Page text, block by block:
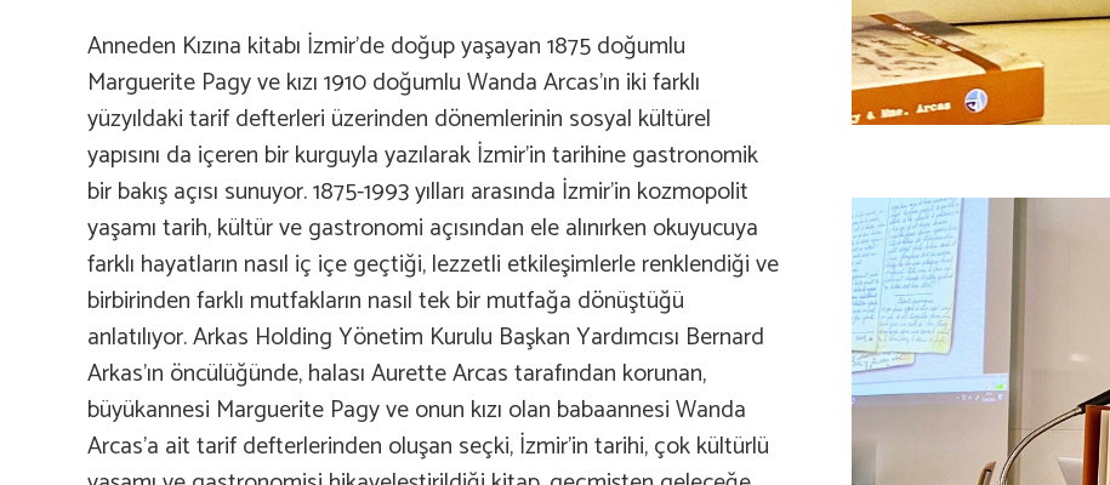
Anneden Kızına kitabı İzmir’de doğup yaşayan 1875 doğumlu
Marguerite Pagy ve kızı 1910 doğumlu Wanda Arcas’ın iki farklı
yüzyıldaki tarif defterleri üzerinden dönemlerinin sosyal kültürel
yapısını da içeren bir kurguyla yazılarak İzmir’in tarihine gastronomik
bir bakış açısı sunuyor. 1875-1993 yılları arasında İzmir’in kozmopolit
yaşamı tarih, kültür ve gastronomi açısından ele alınırken okuyucuya
farklı hayatların nasıl iç içe geçtiği, lezzetli etkileşimlerle renklendiği ve
birbirinden farklı mutfakların nasıl tek bir mutfağa dönüştüğü
anlatılıyor. Arkas Holding Yönetim Kurulu Başkan Yardımcısı Bernard
Arkas’ın öncülüğünde, halası Aurette Arcas tarafından korunan,
büyükannesi Marguerite Pagy ve onun kızı olan babaannesi Wanda
Arcas’a ait tarif defterlerinden oluşan seçki, İzmir’in tarihi, çok kültürlü